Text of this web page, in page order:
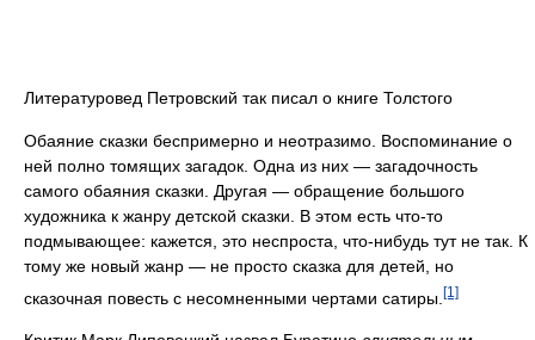
Литературовед Петровский так писал о книге Толстого
Обаяние сказки беспримерно и неотразимо. Воспоминание о
ней полно томящих загадок. Одна из них — загадочность
самого обаяния сказки. Другая — обращение большого
художника к жанру детской сказки. В этом есть что-то
подмывающее: кажется, это неспроста, что-нибудь тут не так. К
тому же новый жанр — не просто сказка для детей, но
сказочная повесть с несомненными чертами сатиры. [1]